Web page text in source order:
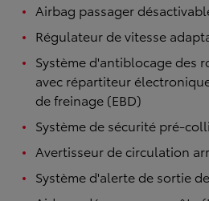
Airbag passager
Régulateur de vitesse
Système d'antiblocage des
avec répartiteur
de freinage (EBD)
Système de sécurité pré-
Avertisseur de circulation
Système d'alerte de sortie